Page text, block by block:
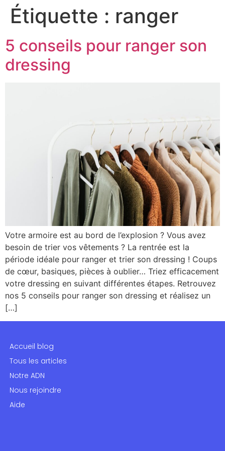
Étiquette : ranger
5 conseils pour ranger son
dressing
Votre armoire est au bord de l’explosion ? Vous avez
besoin de trier vos vêtements ? La rentrée est la
période idéale pour ranger et trier son dressing ! Coups
de cœur, basiques, pièces à oublier… Triez efficacement
votre dressing en suivant différentes étapes. Retrouvez
nos 5 conseils pour ranger son dressing et réalisez un
[…]
Accueil blog
Tous les articles
Notre ADN
Nous rejoindre
Aide